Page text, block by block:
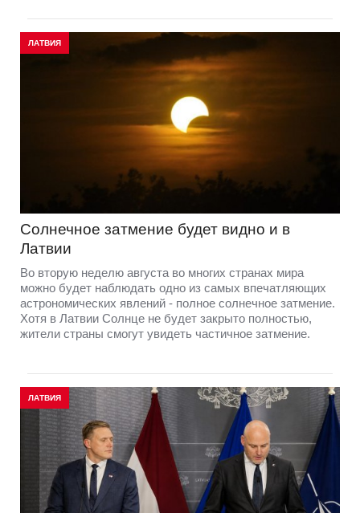
ЛАТВИЯ
Солнечное затмение будет видно и в
Латвии
Во вторую неделю августа во многих странах мира
можно будет наблюдать одно из самых впечатляющих
астрономических явлений - полное солнечное затмение.
Хотя в Латвии Солнце не будет закрыто полностью,
жители страны смогут увидеть частичное затмение.
ЛАТВИЯ